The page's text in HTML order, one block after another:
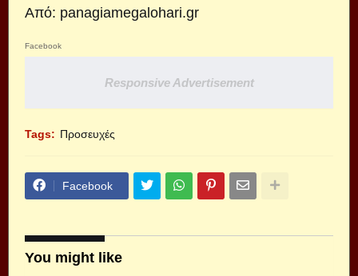
Από: panagiamegalohari.gr
Facebook
Responsive Advertisement
Tags: Προσευχές
Facebook
You might like